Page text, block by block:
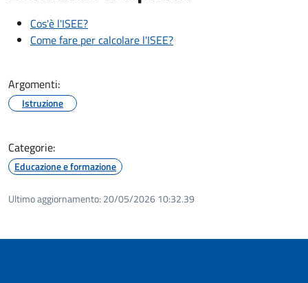
Cos'è l'ISEE?
Come fare per calcolare l'ISEE?
Argomenti:
Istruzione
Categorie:
Educazione e formazione
Ultimo aggiornamento: 20/05/2026 10:32.39